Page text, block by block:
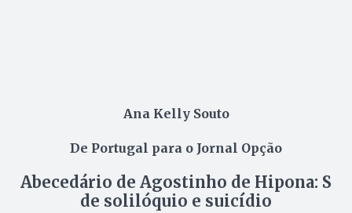
Ana Kelly Souto
De Portugal para o Jornal Opção
Abecedário de Agostinho de Hipona: S
de solilóquio e suicídio